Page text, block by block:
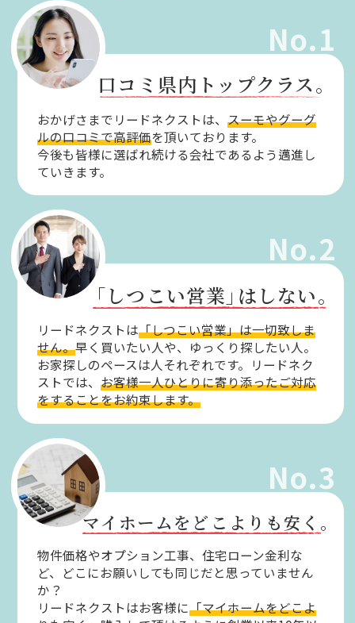
No.1
口コミ県内トップクラス。
おかげさまでリードネクストは、スーモやグーグ
ルの口コミで高評価を頂いております。
今後も皆様に選ばれ続ける会社であるよう邁進し
ていきます。
No.2
「しつこい営業」はしない。
リードネクストは「しつこい営業」は一切致しま
せん。早く買いたい人や、ゆっくり探したい人。
お家探しのペースは人それぞれです。リードネク
ストでは、お客様一人ひとりに寄り添ったご対応
をすることをお約束します。
No.3
マイホームをどこよりも安く。
物件価格やオプション工事、住宅ローン金利な
ど、どこにお願いしても同じだと思っていません
か？
リードネクストはお客様に「マイホームをどこよ